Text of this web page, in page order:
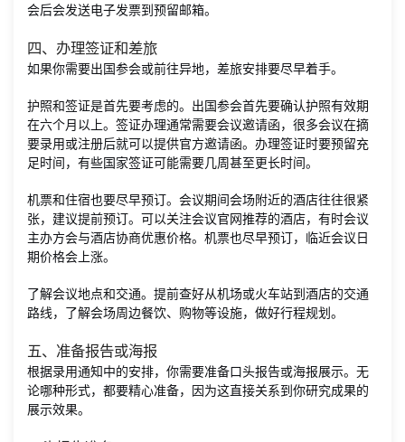
会后会发送电子发票到预留邮箱。
四、办理签证和差旅
如果你需要出国参会或前往异地，差旅安排要尽早着手。
护照和签证是首先要考虑的。出国参会首先要确认护照有效期
在六个月以上。签证办理通常需要会议邀请函，很多会议在摘
要录用或注册后就可以提供官方邀请函。办理签证时要预留充
足时间，有些国家签证可能需要几周甚至更长时间。
机票和住宿也要尽早预订。会议期间会场附近的酒店往往很紧
张，建议提前预订。可以关注会议官网推荐的酒店，有时会议
主办方会与酒店协商优惠价格。机票也尽早预订，临近会议日
期价格会上涨。
了解会议地点和交通。提前查好从机场或火车站到酒店的交通
路线，了解会场周边餐饮、购物等设施，做好行程规划。
五、准备报告或海报
根据录用通知中的安排，你需要准备口头报告或海报展示。无
论哪种形式，都要精心准备，因为这直接关系到你研究成果的
展示效果。